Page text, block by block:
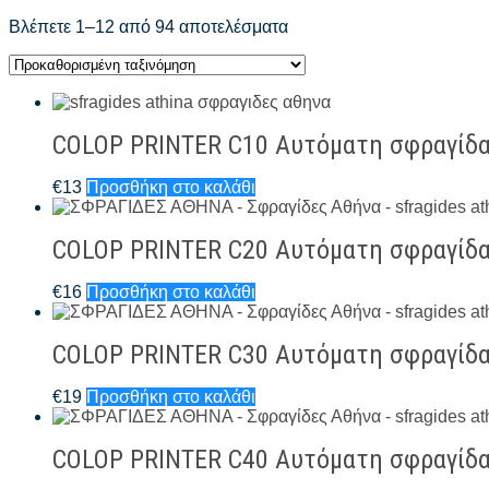
Βλέπετε 1–12 από 94 αποτελέσματα
COLOP PRINTER C10 Αυτόματη
€13 Προσθήκη στο καλάθι
COLOP PRINTER C20 Αυτόματη
€16 Προσθήκη στο καλάθι
COLOP PRINTER C30 Αυτόματη
€19 Προσθήκη στο καλάθι
COLOP PRINTER C40 Αυτόματη